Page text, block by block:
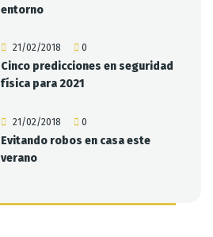
entorno
21/02/2018 0
Cinco predicciones en seguridad
física para 2021
21/02/2018 0
Evitando robos en casa este
verano